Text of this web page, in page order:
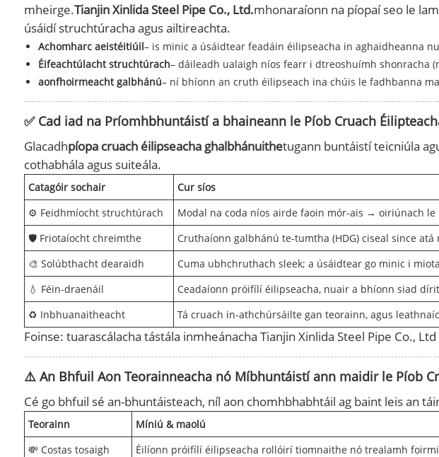
mheirge.Tianjin Xinlida Steel Pipe Co., Ltd.mhonaraíonn na píopaí seo le
úsáidí struchtúracha agus ailtireachta.
Achomharc aeistéitiúil– is minic a úsáidtear feadáin éilipseacha in aghaidheanna
Éifeachtúlacht struchtúrach– dáileadh ualaigh níos fearr i dtreoshuímh shonracha
aonfhoirmeacht galbhánú– ní bhíonn an cruth éilipseach ina chúis le fadhbanna
✅ Cad iad na Príomhbhuntáistí a bhaineann le Píob Cruach
Glacadhpíopa cruach éilipseacha ghalbhánuithetugann buntáistí teicniúla
cothabhála agus suiteála.
Catagóir sochair
Cur síos
⚙️ Feidhmíocht struchtúrach
Modal na coda níos airde faoin mór-ais → oiriúnach
🛡️ Friotaíocht chreimthe
Cruthaíonn galbhánú te-tumtha (HDG) ciseal since
🎨 Solúbthacht dearaidh
Cuma ubhchruthach sleek; a úsáidtear go minic i
💧 Féin-draenáil
Ceadaíonn próifílí éilipseacha, nuair a bhíonn siad
♻️ Inbhuanaitheacht
Tá cruach in-athchúrsáilte gan teorainn, agus
Foinse: tuarascálacha tástála inmheánacha Tianjin Xinlida Steel Pipe Co., Ltd
⚠️ An Bhfuil Aon Teorainneacha nó Míbhuntáistí ann maidir le Píob
Cé go bhfuil sé an-bhuntáisteach, níl aon chomhbhabhtáil ag baint leis an
Teorainn
Míniú & maolú
💸 Costas tosaigh
Éilíonn próifílí éilipseacha rollóirí tiomnaithe nó trealamh